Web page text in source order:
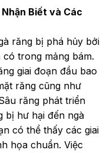
Nhận Biết và Các
răng bị phá hủy bởi
trong mảng bám.
giai đoạn đầu bao
răng cũng như
răng phát triển
bị hư hại đến ngà
có thể thấy các giai
họa chuẩn. Việc